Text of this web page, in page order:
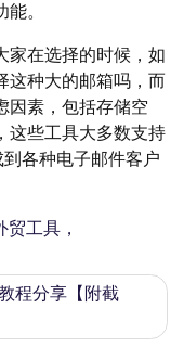
。
家在选择的时候，如
这种大的邮箱吗，而
因素，包括存储空
这些工具大多数支持
各种电子邮件客户
贸工具，
程分享【附截